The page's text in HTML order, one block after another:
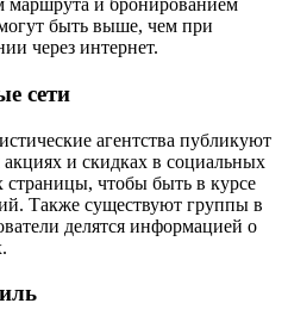
маршрута и бронированием
быть выше, чем при
через интернет.
сети
агентства публикуют
и скидках в социальных
страницы, чтобы быть в курсе
Также существуют группы в
делятся информацией о